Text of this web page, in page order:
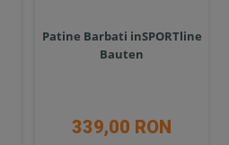
Patine Barbati inSPORTline
Bauten
339,00 RON